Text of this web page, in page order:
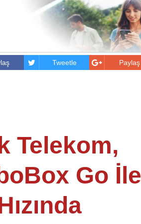
Tweetle Paylaş
Telekom,
Go İle